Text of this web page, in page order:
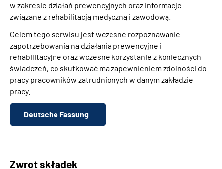
w zakresie działań prewencyjnych oraz informacje
związane z rehabilitacją medyczną i zawodową.
Celem tego serwisu jest wczesne rozpoznawanie
zapotrzebowania na działania prewencyjne i
rehabilitacyjne oraz wczesne korzystanie z koniecznych
świadczeń, co skutkować ma zapewnieniem zdolności do
pracy pracowników zatrudnionych w danym zakładzie
pracy.
Deutsche Fassung
Zwrot składek